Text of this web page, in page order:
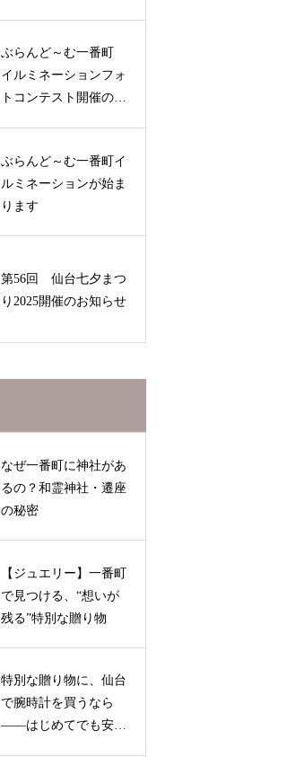
ぶらんど～む一番町
イルミネーションフォ
トコンテスト開催のお
ぶらんど～む一番町イ
ルミネーションが始ま
ります
第56回 仙台七夕まつ
り2025開催のお知らせ
なぜ一番町に神社があ
るの？和霊神社・遷座
の秘密
【ジュエリー】一番町
で見つける、“想いが
残る”特別な贈り物
特別な贈り物に、仙台
で腕時計を買うなら
——はじめてでも安心